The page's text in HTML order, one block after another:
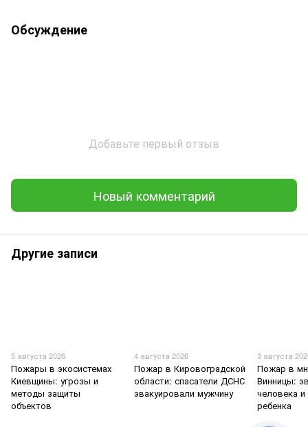
Обсуждение
Добавьте первый отзыв
Новый комментарий
Другие записи
5 августа 2026
Пожары в экосистемах
Киевщины: угрозы и
методы защиты
объектов
4 августа 2026
Пожар в Кировоградской
области: спасатели ДСНС
эвакуировали мужчину
3 августа
Пожар в
Винницы:
человека и
ребенка